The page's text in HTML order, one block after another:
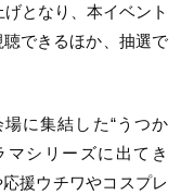
となり、本イベント
できるほか、抽選で
に集結した“うつか
シリーズに出てき
援ウチワやコスプレ